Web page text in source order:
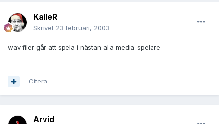
KalleR
Skrivet 23 februari, 2003
wav filer går att spela i nästan alla media-spelare
Citera
Arvid